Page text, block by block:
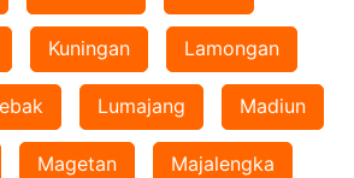
Kuningan Lamongan
Lumajang Madiun
Magetan Majalengka